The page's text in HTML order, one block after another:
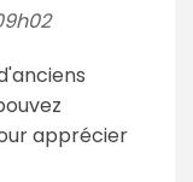
apprécier